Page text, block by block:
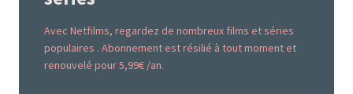
Avec Netfilms, regardez de nombreux films et séries
populaires . Abonnement est résilié à tout moment et
renouvelé pour 5,99€ /an.